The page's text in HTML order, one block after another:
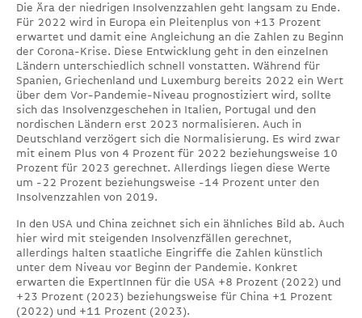
Die Ära der niedrigen Insolvenzzahlen geht langsam zu Ende.
Für 2022 wird in Europa ein Pleitenplus von +13 Prozent
erwartet und damit eine Angleichung an die Zahlen zu Beginn
der Corona-Krise. Diese Entwicklung geht in den einzelnen
Ländern unterschiedlich schnell vonstatten. Während für
Spanien, Griechenland und Luxemburg bereits 2022 ein Wert
über dem Vor-Pandemie-Niveau prognostiziert wird, sollte
sich das Insolvenzgeschehen in Italien, Portugal und den
nordischen Ländern erst 2023 normalisieren. Auch in
Deutschland verzögert sich die Normalisierung. Es wird zwar
mit einem Plus von 4 Prozent für 2022 beziehungsweise 10
Prozent für 2023 gerechnet. Allerdings liegen diese Werte
um -22 Prozent beziehungsweise -14 Prozent unter den
Insolvenzzahlen von 2019.
In den USA und China zeichnet sich ein ähnliches Bild ab. Auch
hier wird mit steigenden Insolvenzfällen gerechnet,
allerdings halten staatliche Eingriffe die Zahlen künstlich
unter dem Niveau vor Beginn der Pandemie. Konkret
erwarten die ExpertInnen für die USA +8 Prozent (2022) und
+23 Prozent (2023) beziehungsweise für China +1 Prozent
(2022) und +11 Prozent (2023).